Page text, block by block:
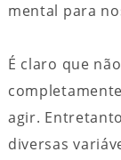
mental para
É claro que
agir.
diversas